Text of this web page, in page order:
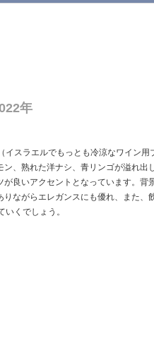
年
スラエルでもっとも冷涼なワイン用
、熟れた洋ナシ、青リンゴが溢れ出
良いアクセントとなっています。背
ながらエレガンスにも優れ、また、
くでしょう。